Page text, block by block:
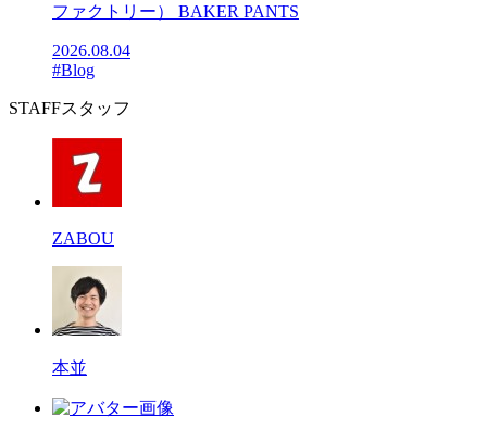
ファクトリー） BAKER PANTS
2026.08.04
#Blog
STAFFスタッフ
ZABOU
本並